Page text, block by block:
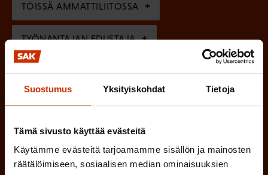
Suostumus Yksityiskohdat Tietoja
Tämä sivusto käyttää evästeitä
Käytämme evästeitä tarjoamamme sisällön ja mainosten
räätälöimiseen, sosiaalisen median ominaisuuksien
)
e
n
TÖISSÄ AMMATTILIITOSSA
TYÖNANTAJAN EDUSTAJA
MUU KIINNOSTUS TYÖELÄMÄASIOIHIN
a
SUOMI RUOTSI